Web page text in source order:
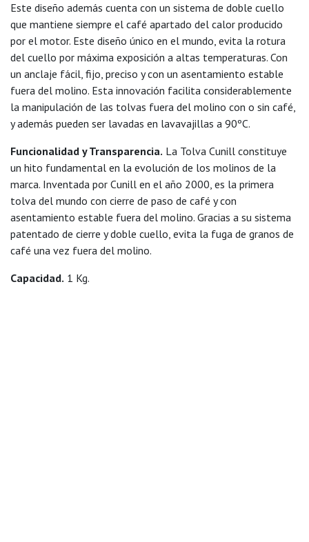
Este diseño además cuenta con un sistema de doble cuello
que mantiene siempre el café apartado del calor producido
por el motor. Este diseño único en el mundo, evita la rotura
del cuello por máxima exposición a altas temperaturas. Con
un anclaje fácil, fijo, preciso y con un asentamiento estable
fuera del molino. Esta innovación facilita considerablemente
la manipulación de las tolvas fuera del molino con o sin café,
y además pueden ser lavadas en lavavajillas a 90ºC.
Funcionalidad y Transparencia. La Tolva Cunill constituye
un hito fundamental en la evolución de los molinos de la
marca. Inventada por Cunill en el año 2000, es la primera
tolva del mundo con cierre de paso de café y con
asentamiento estable fuera del molino. Gracias a su sistema
patentado de cierre y doble cuello, evita la fuga de granos de
café una vez fuera del molino.
Capacidad. 1 Kg.